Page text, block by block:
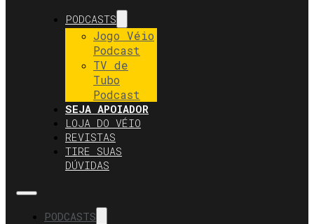
PODCASTS
Jogo Véio
Podcast
TV de
Tubo
Podcast
SEJA APOIADOR
LOJA DO VÉIO
REVISTAS
TIRE SUAS
DÚVIDAS
PODCASTS